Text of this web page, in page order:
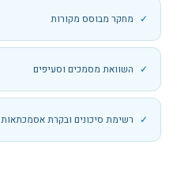
מחקר מבוסס מקורות
השוואת מסמכים וסעיפים
רשימת סיכונים ובקרת אסמכתאות